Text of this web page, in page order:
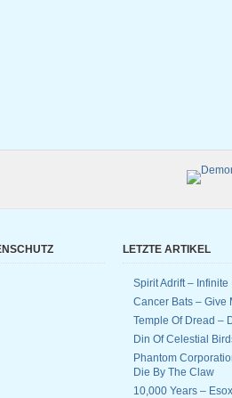
LETZTE ARTIKEL
Spirit Adrift –
Cancer Bats – Give
Temple Of Dread –
Din Of Celestial
Phantom
Die By The Claw
10,000 Years –